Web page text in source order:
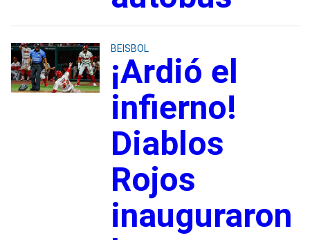
BEISBOL
¡Ardió el
infierno!
Diablos
Rojos
inauguraron